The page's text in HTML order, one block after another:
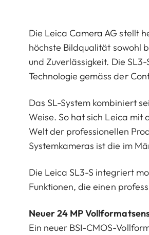
Die Leica Camera AG stellt
höchste Bildqualität sowohl
und Zuverlässigkeit. Die
Technologie gemäss der
Das SL-System kombiniert
Weise. So hat sich Leica
Welt der professionellen
Systemkameras ist die im
Die Leica SL3-S integriert
Funktionen, die einen
Neuer 24 MP
Ein neuer BSI-CMOS-